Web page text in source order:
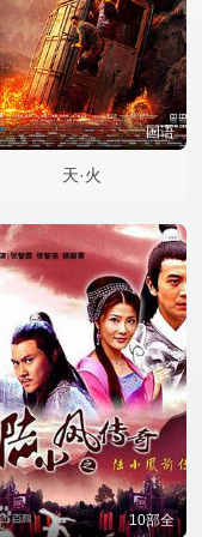
国语
天·火
10部全